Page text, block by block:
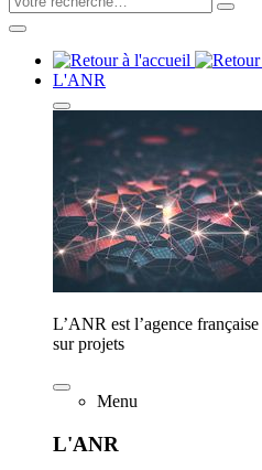
L'ANR
L’ANR est l’agence
sur projets
Menu
L'ANR